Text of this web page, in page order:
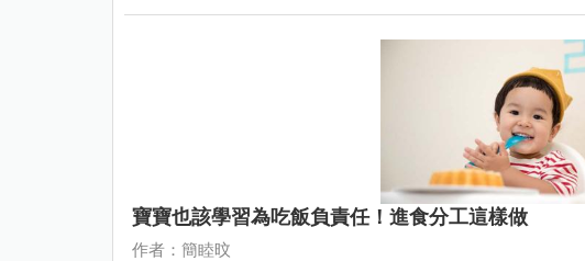
寶寶也該學習為吃飯負責任！進食分工這樣做
作者：簡睦旼